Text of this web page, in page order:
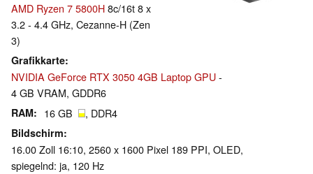
AMD Ryzen 7 5800H8c/16t 8 x
3.2 - 4.4 GHz, Cezanne-H (Zen
3)
Grafikkarte
NVIDIA GeForce RTX 3050 4GB Laptop GPU-
4 GB VRAM, GDDR6
RAM 16 GB , DDR4
Bildschirm
16.00 Zoll 16:10, 2560 x 1600 Pixel 189 PPI, OLED,
spiegelnd: ja, 120 Hz